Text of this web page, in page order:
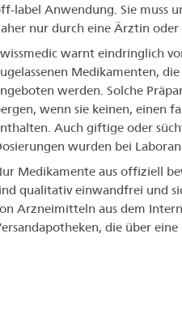
label Anwendung. Sie muss
nur durch eine Ärztin
warnt eindringlich
Medikamenten,
werden. Solche
wenn sie keinen, einen
Auch giftige oder
wurden bei
Medikamente aus offiziell
qualitativ einwandfrei und
Arzneimitteln aus dem
die über